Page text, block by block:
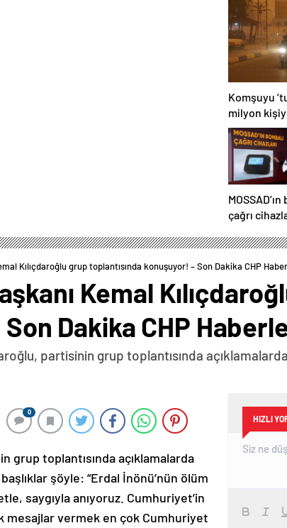
Komşuyu
milyon
çağrı
suikastını
önledi
Kılıçdaroğlu grup toplantısında konuşuyor! – Son Dakika CHP
Kemal
Dakika CHP
partisinin grup toplantısında
0
grup toplantısında açıklamalarda
şöyle: “Erdal İnönü’nün ölüm
saygıyla anıyoruz. Cumhuriyet’in
mesajlar vermek en çok Cumhuriyet
HIZLI